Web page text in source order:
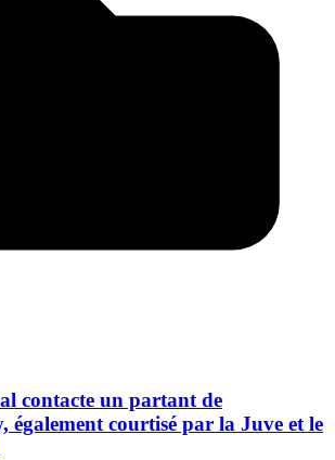
contacte un partant de
également courtisé par la Juve et le